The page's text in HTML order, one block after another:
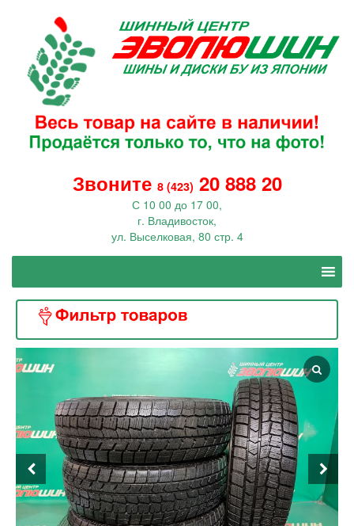
Звоните 8 (423) 20 888 20
С 10 00 до 17 00,
г. Владивосток,
ул. Выселковая, 80 стр. 4